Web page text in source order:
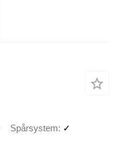
Spårsystem
✓